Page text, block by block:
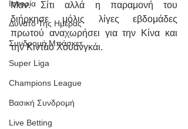
Ιστορία
Δυνατό Της Ημέρας
Συνδρομή Μπάσκετ
Super Liga
Champions League
Βασική Συνδρομή
Live Betting
Μαν. Σίτι αλλά η παραμονή του
διήρκησε μόλις λίγες εβδομάδες
πρωτού αναχωρήσει για την Κίνα και
την Κιντάο Χουανγκάι.